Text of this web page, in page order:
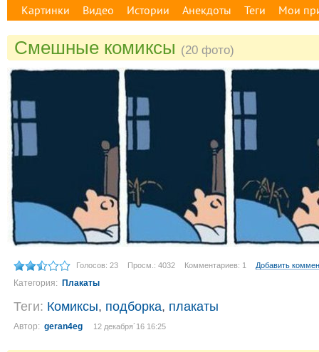
Картинки Видео Истории Анекдоты Теги Мои
Смешные комиксы (20 фото)
Голосов: 23 Просм.: 4032 Комментариев: 1 Добавить
Категория: Плакаты
Теги: Комиксы, подборка, плакаты
Автор: geran4eg 12 декабря´16 16:25